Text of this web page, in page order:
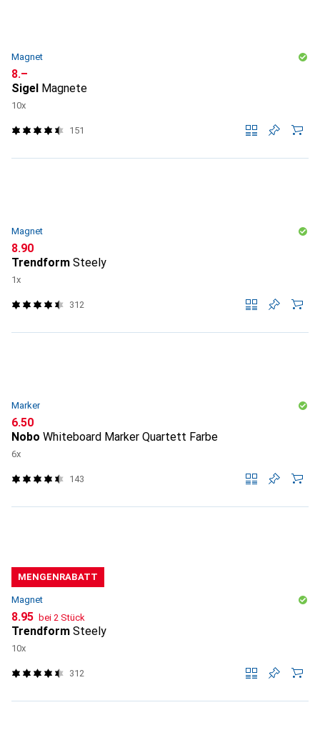
Magnet
CHF
8.–
Sigel Magnete
10x
151
Magnet
CHF
8.90
Trendform Steely
1x
312
Marker
CHF
6.50
Nobo Whiteboard Marker Quartett Farbe
6x
143
MENGENRABATT
Magnet
CHF
8.95 bei 2 Stück
Trendform Steely
10x
312